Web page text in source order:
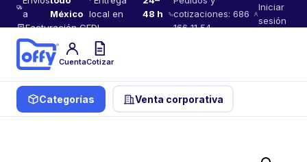
a
México local en
48 h
Facturación CFDI
cotizaciones: 686
166 11 54
Iniciar
sesión
CuentaCotizar
Categorías Venta corporativa